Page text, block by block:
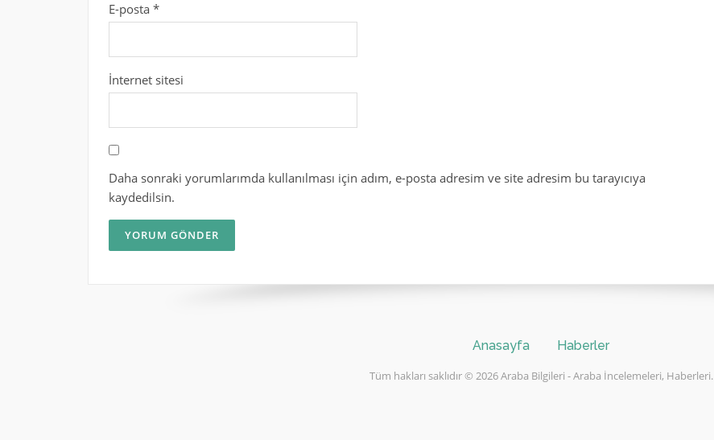
E-posta *
İnternet sitesi
Daha sonraki yorumlarımda kullanılması için adım, e-posta adresim ve site adresim bu tarayıcıya
kaydedilsin.
Anasayfa Haberler
Tüm hakları saklıdır © 2026 Araba Bilgileri - Araba İncelemeleri, Haberleri.